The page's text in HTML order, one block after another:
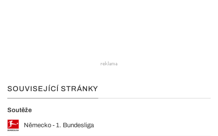
SOUVISEJÍCÍ STRÁNKY
Soutěže
Německo - 1. Bundesliga